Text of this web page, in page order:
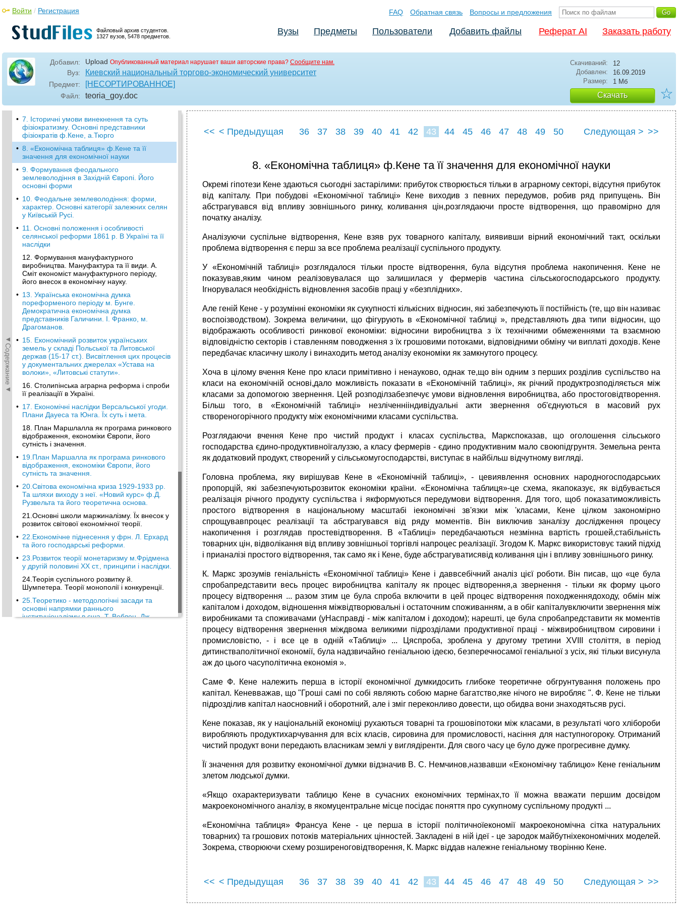
Файловый архив студентов.
1327 вузов, 5478 предметов.
Войти / Регистрация FAQ Обратная связь Вопросы и предложения
Вузы Предметы Пользователи Добавить файлы Реферат AI Заказать работу
Добавил: Upload Опубликованный материал нарушает ваши авторские права? Сообщите нам.
Вуз: Киевский национальный торгово-экономический университет
Предмет: [НЕСОРТИРОВАННОЕ]
Файл: teoria_goy.doc
Скачиваний:
12
Добавлен:
16.09.2019
Размер:
1 Мб
Скачать ☆
◄Содержание◄
Історичні форми господарств. Економічна
н. Е.)
• 3.Характерні риси господарської системи
5.Основні риси господарського розвитку та
економічного розвитку думки Давньої Греції.
• 6.Умови виникнення і загальна
характеристика класичної політичної
економії. Економічні погляди у. Петті та п.
Буагільбера.
• 7. Історичні умови винекнення та суть
фізіократизму. Основні представники
фізіократів ф.Кене, а.Тюрго
• 8. «Економічна таблиця» ф.Кене та її
значення для економічної науки
• 9. Формування феодального
землеволодіння в Західній Європі. Його
основні форми
• 10. Феодальне землеволодіння: форми,
характер. Основні категорії залежних селян
у Київській Русі.
• 11. Основні положення і особливості
селянської реформи 1861 р. В Україні та її
наслідки
12. Формування мануфактурного
виробництва. Мануфактура та її види. А.
Сміт економіст мануфактурного періоду,
його внесок в економічну науку.
• 13. Українська економічна думка
пореформеного періоду м. Бунге.
Демократична економічна думка
представників Галичини. І. Франко, м.
Драгоманов.
• 15. Економічний розвиток українських
земель у складі Польської та Литовської
держав (15-17 ст.). Висвітлення цих процесів
у документальних джерелах «Устава на
волоки», «Литовські статути».
16. Столипінська аграрна реформа і спроби
її реалізаціїї в Україні.
• 17. Економічні наслідки Версальської угоди.
Плани Дауеса та Юнга. Їх суть і мета.
18. План Маршлалла як програма ринкового
відображення, економіки Європи, його
сутність і значення.
• 19.План Маршалла як програма ринкового
відображення, економіки Європи, його
сутність та значення.
• 20.Світова економічна криза 1929-1933 рр.
Та шляхи виходу з неї. «Новий курс» ф.Д.
Рузвельта та його теоретична основа.
21.Основні школи маржиналізму. Їх внесок у
розвиток світової економічної теорії.
• 22.Економічне піднесення у фрн. Л. Ерхард
та його господарські реформи.
• 23.Розвиток теорії монетаризму м.Фрідмена
у другій половині XX ст., принципи і наслідки.
24.Теорія суспільного розвитку й.
Шумпетера. Теорії монополії і конкуренції.
• 25.Теоретико - методологічні засади та
основні напрямки раннього
інституціоналізму в сша. Т. Веблен, Дж.
<< < Предыдущая 36 37 38 39 40 41 42 43 44 45 46 47 48 49
50
Следующая > >>
8. «Економічна таблиця» ф.Кене та її значення для економічної науки
Окремі гіпотези Кене здаються сьогодні застарілими: прибуток створюється тільки в аграрному секторі, відсутня прибуток
від капіталу. При побудові «Економічної таблиці» Кене виходив з певних передумов, робив ряд припущень. Він
абстрагувався від впливу зовнішнього ринку, коливання цін,розглядаючи просте відтворення, що правомірно для
початку аналізу.
Аналізуючи суспільне відтворення, Кене взяв рух товарного капіталу, виявивши вірний економічний такт, оскільки
проблема відтворення є перш за все проблема реалізації суспільного продукту.
У «Економічній таблиці» розглядалося тільки просте відтворення, була відсутня проблема накопичення. Кене не
показував,яким чином реалізовувалася що залишилася у фермерів частина сільськогосподарського продукту.
Ігнорувалася необхідність відновлення засобів праці у «безплідних».
Але геній Кене - у розумінні економіки як сукупності кількісних відносин, які забезпечують її постійність (те, що він називає
воспоізводством). Зокрема величини, що фігурують в «Економічної таблиці », представляють два типи відносин, що
відображають особливості ринкової економіки: відносини виробництва з їх технічними обмеженнями та взаємною
відповідністю секторів і ставленням поводження з їх грошовими потоками, відповідними обміну чи виплаті доходів. Кене
передбачає класичну школу і винаходить метод аналізу економіки як замкнутого процесу.
Хоча в цілому вчення Кене про класи примітивно і ненауково, однак те,що він одним з перших розділив суспільство на
класи на економічній основі,дало можливість показати в «Економічній таблиці», як річний продуктрозподіляється між
класами за допомогою звернення. Цей розподілзабезпечує умови відновлення виробництва, або простоговідтворення.
Більш того, в «Економічній таблиці» незліченнііндивідуальні акти звернення об'єднуються в масовий рух
створеногорічного продукту між економічними класами суспільства.
Розглядаючи вчення Кене про чистий продукт і класах суспільства, Маркспоказав, що оголошення сільського
господарства єдино-продуктивноїгалуззю, а класу фермерів - єдино продуктивним мало своюпідгрунтя. Земельна рента
як додатковий продукт, створений у сільськомугосподарстві, виступає в найбільш відчутному вигляді.
Головна проблема, яку вирішував Кене в «Економічній таблиці», - цевиявлення основних народногосподарських
пропорцій, які забезпечуютьрозвиток економіки країни. «Економічна таблиця»-це схема, якапоказує, як відбувається
реалізація річного продукту суспільства і якформуються передумови відтворення. Для того, щоб показатиможливість
простого відтворення в національному масштабі іекономічні зв'язки між 'класами, Кене цілком закономірно
спрощувавпроцес реалізації та абстрагувався від ряду моментів. Він виключив заналізу дослідження процесу
накопичення і розглядав простевідтворення. В «Таблиці» передбачаються незмінна вартість грошей,стабільність
товарних цін, відволікання від впливу зовнішньої торгівлі напроцес реалізації. Згодом К. Маркс використовує такий підхід
і прианалізі простого відтворення, так само як і Кене, буде абстрагуватисявід коливання цін і впливу зовнішнього ринку.
К. Маркс зрозумів геніальність «Економічної таблиці» Кене і даввсебічний аналіз цієї роботи. Він писав, що «це була
спробапредставити весь процес виробництва капіталу як процес відтворення,а звернення - тільки як форму цього
процесу відтворення ... разом зтим це була спроба включити в цей процес відтворення походженнядоходу, обмін між
капіталом і доходом, відношення міжвідтворювальні і остаточним споживанням, а в обіг капіталувключити звернення між
виробниками та споживачами (уНасправді - між капіталом і доходом); нарешті, це була спробапредставити як моментів
процесу відтворення звернення міждвома великими підрозділами продуктивної праці - міжвиробництвом сировини і
промисловістю, - і все це в одній «Таблиці» ... Цяспроба, зроблена у другому третини XVIII століття, в період
дитинстваполітичної економії, була надзвичайно геніальною ідеєю, безперечносамої геніальної з усіх, які тільки висунула
аж до цього часуполітична економія ».
Саме Ф. Кене належить перша в історії економічної думкидосить глибоке теоретичне обгрунтування положень про
капітал. Кеневважав, що "Гроші самі по собі являють собою марне багатство,яке нічого не виробляє ". Ф. Кене не тільки
підрозділив капітал наосновний і оборотний, але і зміг переконливо довести, що обидва вони знаходятьсяв русі.
Кене показав, як у національній економіці рухаються товарні та грошовіпотоки між класами, в результаті чого хлібороби
виробляють продуктихарчування для всіх класів, сировина для промисловості, насіння для наступногороку. Отриманий
чистий продукт вони передають власникам землі у виглядіренти. Для свого часу це було дуже прогресивне думку.
Її значення для розвитку економічної думки відзначив В. С. Немчинов,назвавши «Економічну таблицю» Кене геніальним
злетом людської думки.
«Якщо охарактеризувати таблицю Кене в сучасних економічних термінах,то її можна вважати першим досвідом
макроекономічного аналізу, в якомуцентральне місце посідає поняття про сукупному суспільному продукті ...
«Економічна таблиця» Франсуа Кене - це перша в історії політичноїекономії макроекономічна сітка натуральних
товарних) та грошових потоків матеріальних цінностей. Закладені в ній ідеї - це зародок майбутніхекономічних моделей.
Зокрема, створюючи схему розширеноговідтворення, К. Маркс віддав належне геніальному творінню Кене.
<< < Предыдущая 36 37 38 39 40 41 42 43 44 45 46 47 48 49
50
Следующая > >>